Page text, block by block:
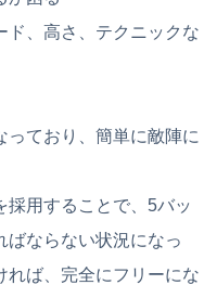
ド、高さ、テクニックな
っており、簡単に敵陣に
採用することで、5バッ
ばならない状況になっ
れば、完全にフリーにな